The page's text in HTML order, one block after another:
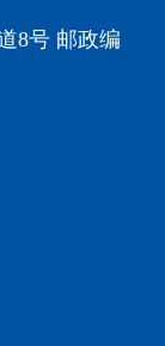
8号 邮政编